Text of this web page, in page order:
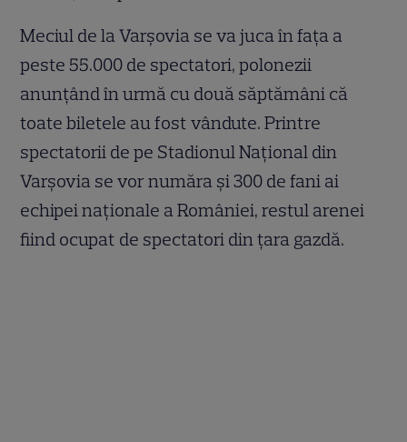
Meciul de la Varşovia se va juca în faţa a
peste 55.000 de spectatori, polonezii
anunţând în urmă cu două săptămâni că
toate biletele au fost vândute. Printre
spectatorii de pe Stadionul Naţional din
Varşovia se vor număra şi 300 de fani ai
echipei naţionale a României, restul arenei
fiind ocupat de spectatori din ţara gazdă.